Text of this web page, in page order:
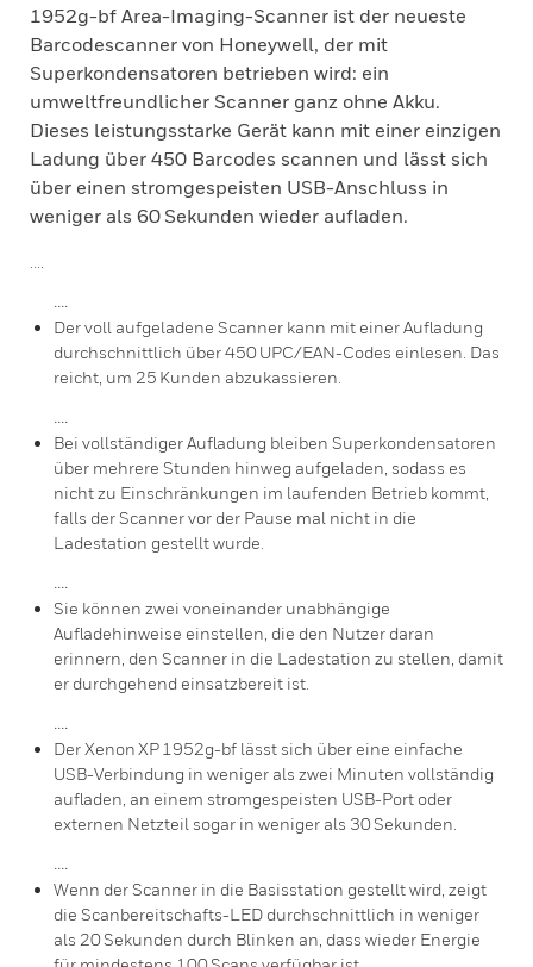
1952g-bf Area-Imaging-Scanner ist der neueste
Barcodescanner von Honeywell, der mit
Superkondensatoren betrieben wird: ein
umweltfreundlicher Scanner ganz ohne Akku.
Dieses leistungsstarke Gerät kann mit einer einzigen
Ladung über 450 Barcodes scannen und lässt sich
über einen stromgespeisten USB-Anschluss in
weniger als 60 Sekunden wieder aufladen.
....
Der voll aufgeladene Scanner kann mit einer Aufladung
durchschnittlich über 450 UPC/EAN-Codes einlesen. Das
reicht, um 25 Kunden abzukassieren.
....
Bei vollständiger Aufladung bleiben Superkondensatoren
über mehrere Stunden hinweg aufgeladen, sodass es
nicht zu Einschränkungen im laufenden Betrieb kommt,
falls der Scanner vor der Pause mal nicht in die
Ladestation gestellt wurde.
....
Sie können zwei voneinander unabhängige
Aufladehinweise einstellen, die den Nutzer daran
erinnern, den Scanner in die Ladestation zu stellen, damit
er durchgehend einsatzbereit ist.
....
Der Xenon XP 1952g-bf lässt sich über eine einfache
USB-Verbindung in weniger als zwei Minuten vollständig
aufladen, an einem stromgespeisten USB-Port oder
externen Netzteil sogar in weniger als 30 Sekunden.
....
Wenn der Scanner in die Basisstation gestellt wird, zeigt
die Scanbereitschafts-LED durchschnittlich in weniger
als 20 Sekunden durch Blinken an, dass wieder Energie